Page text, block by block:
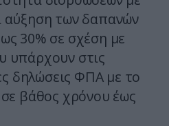
αύξηση των δαπανών
30% σε σχέση με
υπάρχουν στις
δηλώσεις ΦΠΑ με το
σε βάθος χρόνου έως